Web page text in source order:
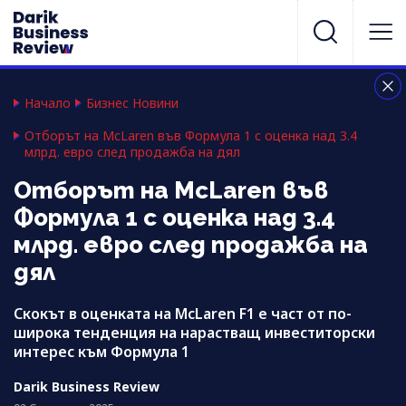
Начало
Бизнес Новини
Отборът на McLaren във Формула 1 с оценка над 3.4
млрд. евро след продажба на дял
Отборът на McLaren във
Формула 1 с оценка над 3.4
млрд. евро след продажба на
дял
Скокът в оценката на McLaren F1 е част от по-
широка тенденция на нарастващ инвеститорски
интерес към Формула 1
Darik Business Review